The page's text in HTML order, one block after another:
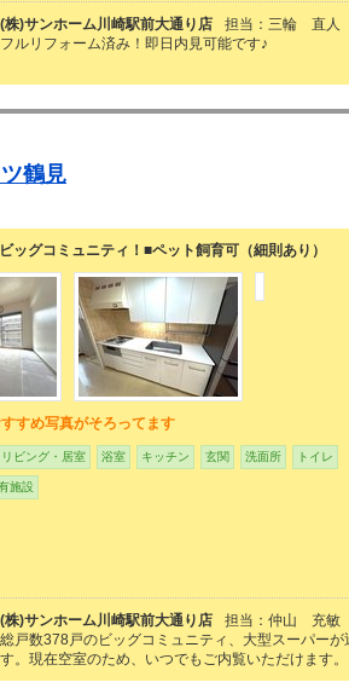
(株)サンホーム川崎駅前大通り店
担当：三輪 直人
フルリフォーム済み！即日内見可能です♪
鶴見
ッグコミュニティ！■ペット飼育可（細則あり）
すめ写真がそろってます
リビング・居室 浴室 キッチン 玄関 洗面所 トイレ
施設
(株)サンホーム川崎駅前大通り店
担当：仲山 充敏
総戸数378戸のビッグコミュニティ、大型スーパー
す。現在空室のため、いつでもご内覧いただけます